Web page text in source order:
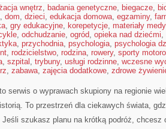
wnętrz, badania genetyczne, biegacze,
, dom, dzieci, edukacja domowa, egzaminy,
, gry edukacyjne, korepetycje, materiały
, odchudzanie, ogród, opieka nad dziećmi,
, przychodnia, psychologia, psychologia
, rodzicielstwo, rodzina, rowery, sporty
, szpital , trybuny, usługi rodzinne, wczesne
, zabawa, zajęcia dodatkowe, zdrowe
serwis o wyprawach skupiony na regionie
To przestrzeń dla ciekawych świata,
szukasz planu na krótką podróż, chcesz